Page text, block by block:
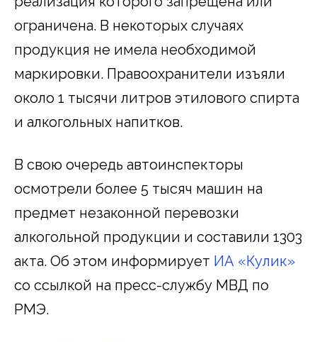
ограничена. В некоторых случаях
продукция не имела необходимой
маркировки. Правоохранители изъяли
около 1 тысячи литров этилового спирта
и алкогольных напитков.
В свою очередь автоинспекторы
осмотрели более 5 тысяч машин на
предмет незаконной перевозки
алкогольной продукции и составили 1303
акта. Об этом информирует ИА «Кулик»
со ссылкой на пресс-службу МВД по
РМЭ.